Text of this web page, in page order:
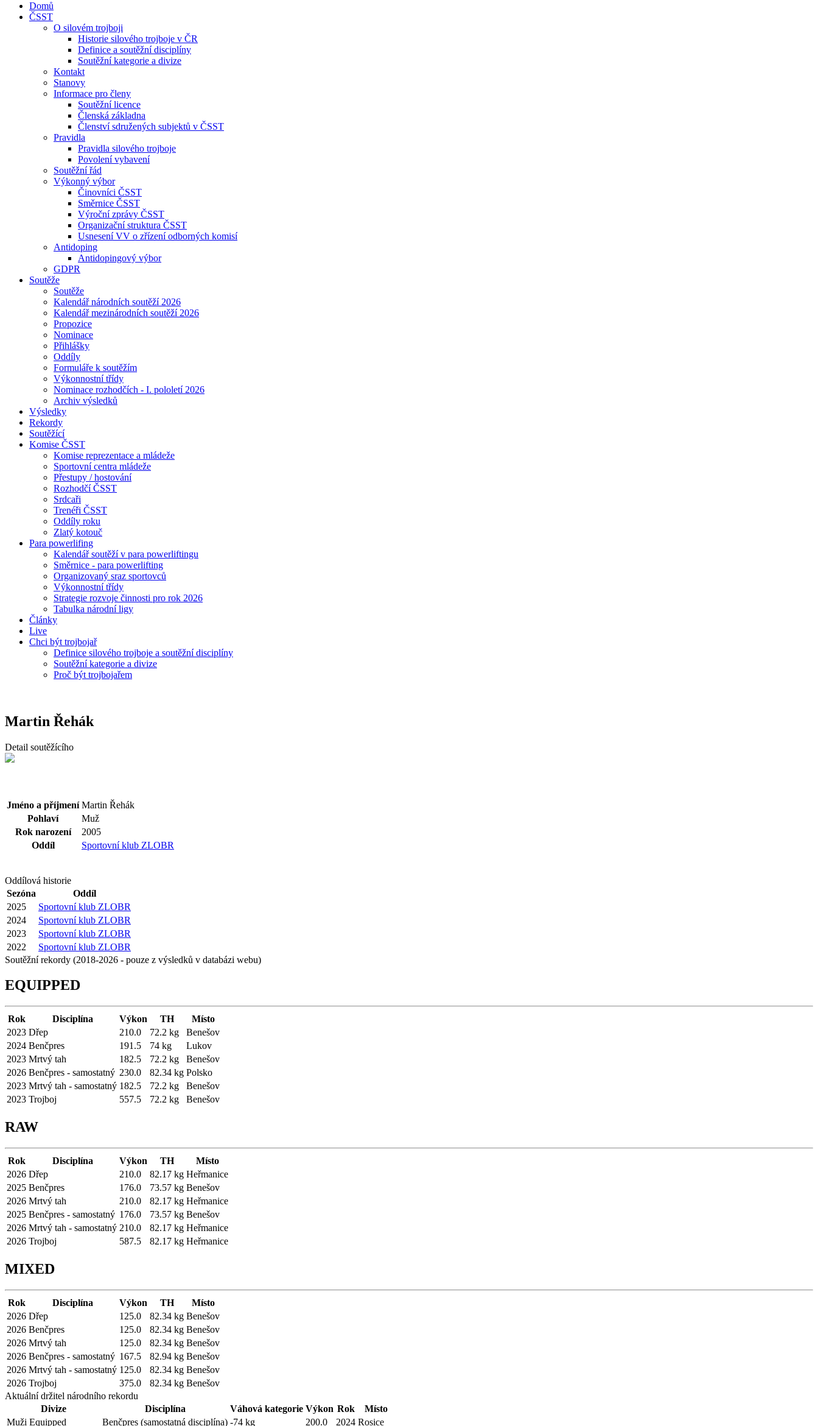
Domů
ČSST
O silovém trojboji
Historie silového trojboje v ČR
Definice a soutěžní disciplíny
Soutěžní kategorie a divize
Kontakt
Stanovy
Informace pro členy
Soutěžní licence
Členská základna
Členství sdružených subjektů v ČSST
Pravidla
Pravidla silového trojboje
Povolení vybavení
Soutěžní řád
Výkonný výbor
Činovníci ČSST
Směrnice ČSST
Výroční zprávy ČSST
Organizační struktura ČSST
Usnesení VV o zřízení odborných komisí
Antidoping
Antidopingový výbor
GDPR
Soutěže
Soutěže
Kalendář národních soutěží 2026
Kalendář mezinárodních soutěží 2026
Propozice
Nominace
Přihlášky
Oddíly
Formuláře k soutěžím
Výkonnostní třídy
Nominace rozhodčích - I. pololetí 2026
Archiv výsledků
Výsledky
Rekordy
Soutěžící
Komise ČSST
Komise reprezentace a mládeže
Sportovní centra mládeže
Přestupy / hostování
Rozhodčí ČSST
Srdcaři
Trenéři ČSST
Oddíly roku
Zlatý kotouč
Para powerlifing
Kalendář soutěží v para powerliftingu
Směrnice - para powerlifting
Organizovaný sraz sportovců
Výkonnostní třídy
Strategie rozvoje činnosti pro rok 2026
Tabulka národní ligy
Články
Live
Chci být trojbojař
Definice silového trojboje a soutěžní disciplíny
Soutěžní kategorie a divize
Proč být trojbojařem
Martin Řehák
Detail soutěžícího
Jméno a příjmení Martin Řehák
Pohlaví
Muž
Rok narození
2005
Oddíl
Sportovní klub ZLOBR
Oddílová historie
Sezóna
Oddíl
2025
Sportovní klub ZLOBR
2024
Sportovní klub ZLOBR
2023
Sportovní klub ZLOBR
2022
Sportovní klub ZLOBR
Soutěžní rekordy (2018-2026 - pouze z výsledků v databázi webu)
EQUIPPED
Rok Disciplína Výkon TH
Místo
2023 Dřep 210.0 72.2 kg
Benešov
2024 Benčpres 191.5 74 kg
Lukov
2023 Mrtvý tah 182.5 72.2 kg
Benešov
2026 Benčpres - samostatný 230.0 82.34 kg Polsko
2023 Mrtvý tah - samostatný 182.5 72.2 kg
Benešov
2023 Trojboj 557.5 72.2 kg Benešov
RAW
Rok Disciplína Výkon TH
Místo
2026 Dřep 210.0 82.17 kg Heřmanice
2025 Benčpres 176.0 73.57 kg Benešov
2026 Mrtvý tah 210.0 82.17 kg Heřmanice
2025 Benčpres - samostatný 176.0 73.57 kg Benešov
2026 Mrtvý tah - samostatný 210.0 82.17 kg Heřmanice
2026 Trojboj 587.5 82.17 kg Heřmanice
MIXED
Rok Disciplína Výkon TH
Místo
2026 Dřep 125.0 82.34 kg Benešov
2026 Benčpres 125.0 82.34 kg Benešov
2026 Mrtvý tah 125.0 82.34 kg Benešov
2026 Benčpres - samostatný 167.5 82.94 kg Benešov
2026 Mrtvý tah - samostatný 125.0 82.34 kg Benešov
2026 Trojboj 375.0 82.34 kg Benešov
Aktuální držitel národního rekordu
Divize
Disciplína Váhová kategorie Výkon Rok
Místo
Muži Equipped
Benčpres (samostatná disciplína) -74 kg 200.0 2024 Rosice